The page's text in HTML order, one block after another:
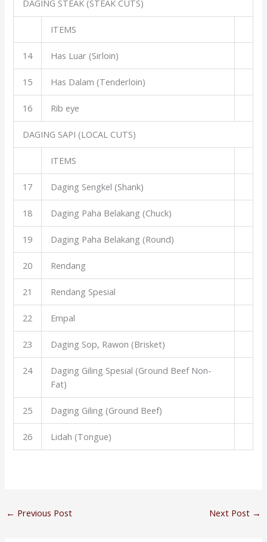
DAGING STEAK (STEAK CUTS)
ITEMS
14 Has Luar (Sirloin)
15 Has Dalam (Tenderloin)
16 Rib eye
DAGING SAPI (LOCAL CUTS)
ITEMS
17 Daging Sengkel (Shank)
18 Daging Paha Belakang (Chuck)
19 Daging Paha Belakang (Round)
20 Rendang
21 Rendang Spesial
22 Empal
23 Daging Sop, Rawon (Brisket)
24
Daging Giling Spesial (Ground Beef Non-
Fat)
25 Daging Giling (Ground Beef)
26 Lidah (Tongue)
← Previous Post Next Post →